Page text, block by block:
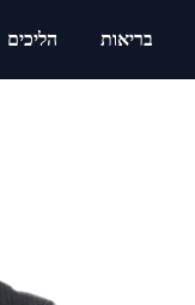
בריאות הליכים